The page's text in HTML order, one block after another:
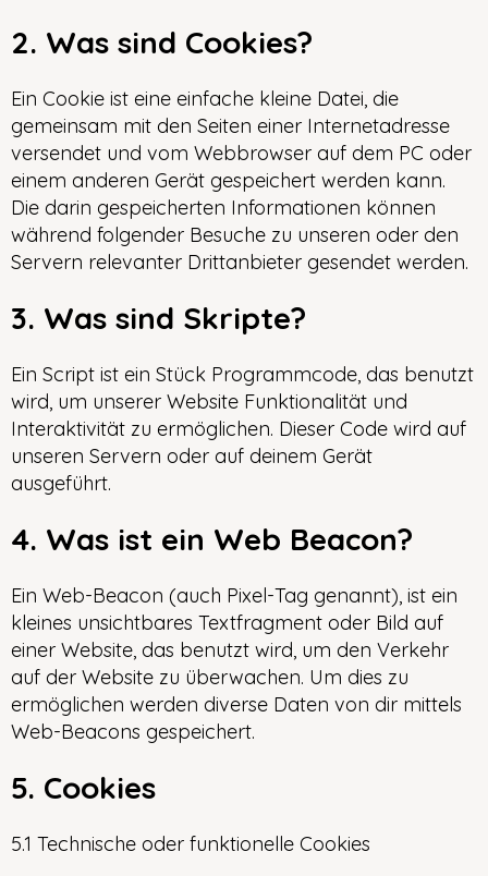
2. Was sind Cookies?
Ein Cookie ist eine einfache kleine Datei, die
gemeinsam mit den Seiten einer Internetadresse
versendet und vom Webbrowser auf dem PC oder
einem anderen Gerät gespeichert werden kann.
Die darin gespeicherten Informationen können
während folgender Besuche zu unseren oder den
Servern relevanter Drittanbieter gesendet werden.
3. Was sind Skripte?
Ein Script ist ein Stück Programmcode, das benutzt
wird, um unserer Website Funktionalität und
Interaktivität zu ermöglichen. Dieser Code wird auf
unseren Servern oder auf deinem Gerät
ausgeführt.
4. Was ist ein Web Beacon?
Ein Web-Beacon (auch Pixel-Tag genannt), ist ein
kleines unsichtbares Textfragment oder Bild auf
einer Website, das benutzt wird, um den Verkehr
auf der Website zu überwachen. Um dies zu
ermöglichen werden diverse Daten von dir mittels
Web-Beacons gespeichert.
5. Cookies
5.1 Technische oder funktionelle Cookies